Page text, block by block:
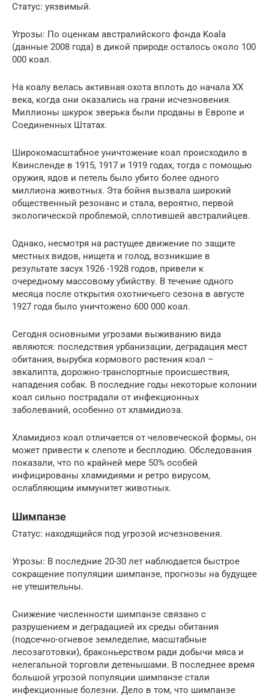
Статус: уязвимый.
Угрозы: По оценкам австралийского фонда Koala
(данные 2008 года) в дикой природе осталось около 100
000 коал.
На коалу велась активная охота вплоть до начала XX
века, когда они оказались на грани исчезновения.
Миллионы шкурок зверька были проданы в Европе и
Соединенных Штатах.
Широкомасштабное уничтожение коал происходило в
Квинсленде в 1915, 1917 и 1919 годах, тогда с помощью
оружия, ядов и петель было убито более одного
миллиона животных. Эта бойня вызвала широкий
общественный резонанс и стала, вероятно, первой
экологической проблемой, сплотившей австралийцев.
Однако, несмотря на растущее движение по защите
местных видов, нищета и голод, возникшие в
результате засух 1926 -1928 годов, привели к
очередному массовому убийству. В течение одного
месяца после открытия охотничьего сезона в августе
1927 года было уничтожено 600 000 коал.
Сегодня основными угрозами выживанию вида
являются: последствия урбанизации, деградация мест
обитания, вырубка кормового растения коал –
эвкалипта, дорожно-транспортные происшествия,
нападения собак. В последние годы некоторые колонии
коал сильно пострадали от инфекционных
заболеваний, особенно от хламидиоза.
Хламидиоз коал отличается от человеческой формы, он
может привести к слепоте и бесплодию. Обследования
показали, что по крайней мере 50% особей
инфицированы хламидиями и ретро вирусом,
ослабляющим иммунитет животных.
Шимпанзе
Статус: находящийся под угрозой исчезновения.
Угрозы: В последние 20-30 лет наблюдается быстрое
сокращение популяции шимпанзе, прогнозы на будущее
не утешительны.
Снижение численности шимпанзе связано с
разрушением и деградацией их среды обитания
(подсечно-огневое земледелие, масштабные
лесозаготовки), браконьерством ради добычи мяса и
нелегальной торговли детенышами. В последнее время
большой угрозой популяции шимпанзе стали
инфекционные болезни. Дело в том, что шимпанзе